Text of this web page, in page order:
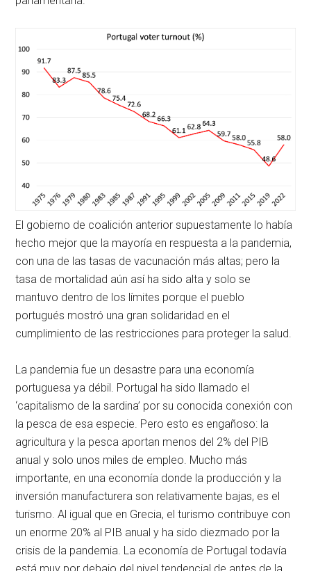
El gobierno de coalición anterior supuestamente lo había
hecho mejor que la mayoría en respuesta a la pandemia,
con una de las tasas de vacunación más altas; pero la
tasa de mortalidad aún así ha sido alta y solo se
mantuvo dentro de los límites porque el pueblo
portugués mostró una gran solidaridad en el
cumplimiento de las restricciones para proteger la salud.
La pandemia fue un desastre para una economía
portuguesa ya débil. Portugal ha sido llamado el
‘capitalismo de la sardina’ por su conocida conexión con
la pesca de esa especie. Pero esto es engañoso: la
agricultura y la pesca aportan menos del 2% del PIB
anual y solo unos miles de empleo. Mucho más
importante, en una economía donde la producción y la
inversión manufacturera son relativamente bajas, es el
turismo. Al igual que en Grecia, el turismo contribuye con
un enorme 20% al PIB anual y ha sido diezmado por la
crisis de la pandemia. La economía de Portugal todavía
está muy por debajo del nivel tendencial de antes de la